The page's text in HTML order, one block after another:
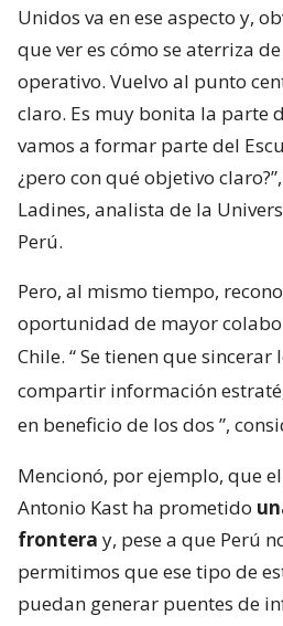
Unidos va en ese aspecto y,
que ver es cómo se aterriza
operativo. Vuelvo al punto
claro. Es muy bonita la parte
vamos a formar parte del
¿pero con qué objetivo
Ladines, analista de la
Perú.
Pero, al mismo tiempo,
oportunidad de mayor
Chile. “Se tienen que sincerar
compartir información
en beneficio de los dos ”,
Mencionó, por ejemplo, que
Antonio Kast ha prometido
frontera y, pese a que Perú
permitimos que ese tipo de
puedan generar puentes de